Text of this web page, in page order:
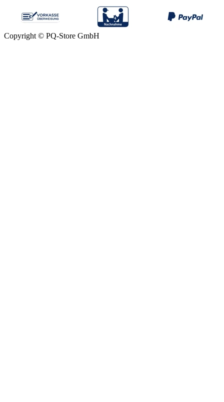
Copyright © PQ-Store GmbH